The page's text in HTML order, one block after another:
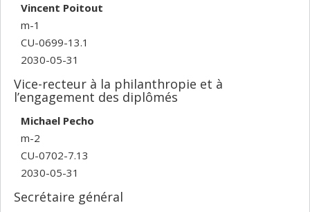
Vincent Poitout
m-1
CU-0699-13.1
2030-05-31
Vice-recteur à la philanthropie et à
l’engagement des diplômés
Michael Pecho
m-2
CU-0702-7.13
2030-05-31
Secrétaire général